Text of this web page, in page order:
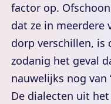
factor op.
dat ze in meerdere
dorp verschillen, is
zodanig het geval
nauwelijks nog van
De dialecten uit